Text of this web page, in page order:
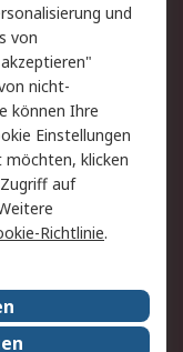
Center
und
von
nicht-
können Ihre
Einstellungen
möchten, klicken
auf
Richtlinie.